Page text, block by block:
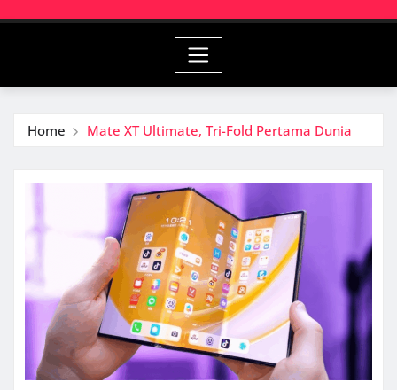
Home Mate XT Ultimate, Tri-Fold Pertama Dunia